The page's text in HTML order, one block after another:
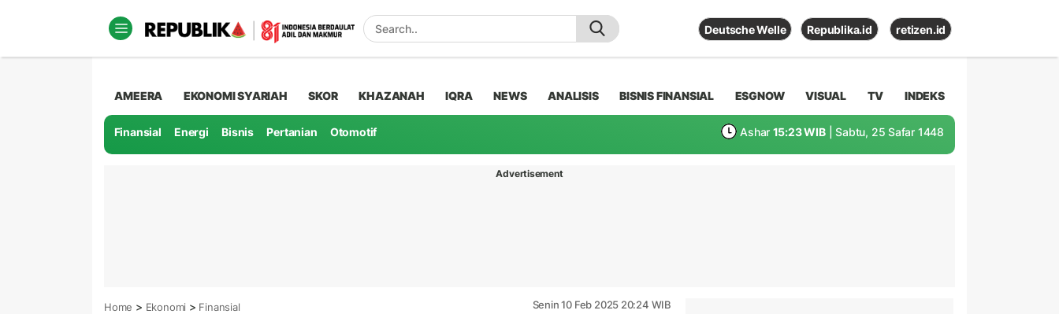
Deutsche Welle Republika.id retizen.id
AMEERA EKONOMI SYARIAH SKOR KHAZANAH IQRA NEWS ANALISIS BISNIS FINANSIAL ESGNOW VISUAL TV INDEKS
Finansial Energi Bisnis Pertanian Otomotif Ashar 15:23 WIB | Sabtu, 25 Safar 1448
Advertisement
Home > Ekonomi > Finansial Senin 10 Feb 2025 20:24 WIB